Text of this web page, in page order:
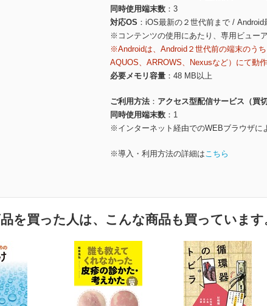
同時使用端末数
3
対応OS
iOS最新の２世代前まで / Android
※コンテンツの使用にあたり、専用ビュー
※Androidは、Android２世代前の端末のう
AQUOS、ARROWS、Nexusなど）にて動
必要メモリ容量
48 MB以上
ご利用方法
アクセス型配信サービス（買切
同時使用端末数
1
※インターネット経由でのWEBブラウザに
※導入・利用方法の詳細はこちら
を買った人は、こんな商品も買っています